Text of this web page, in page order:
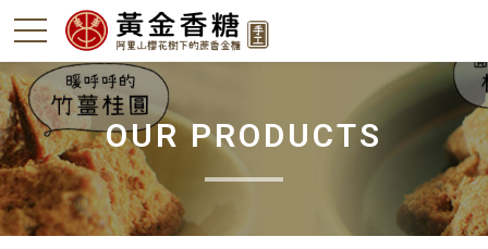
OUR PRODUCTS